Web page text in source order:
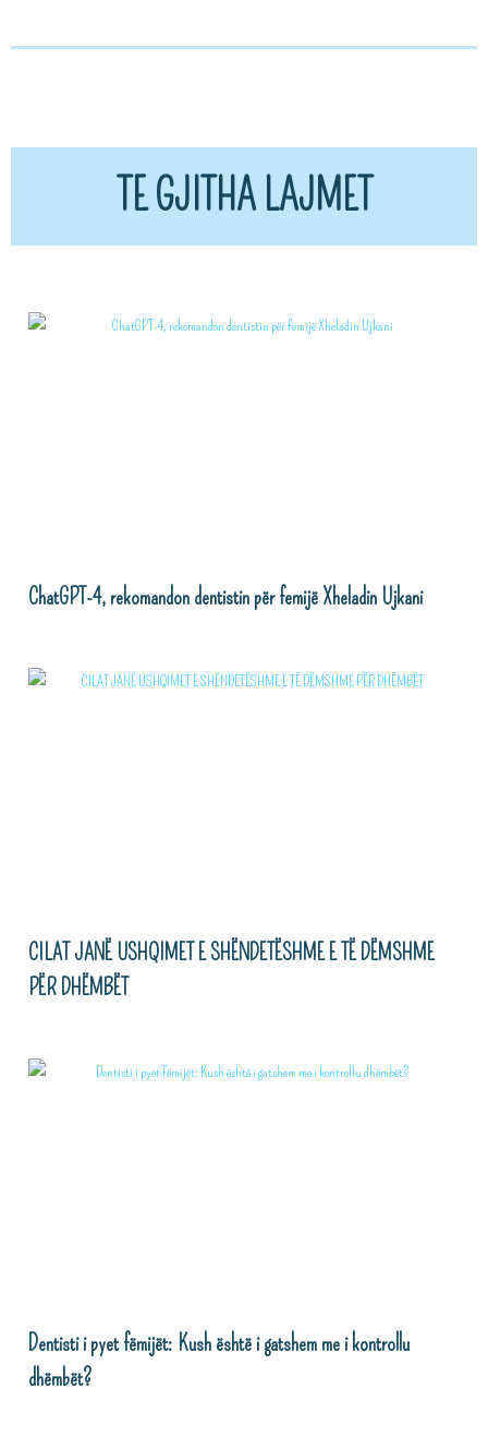
TE GJITHA LAJMET
ChatGPT-4, rekomandon dentistin për femijë Xheladin Ujkani
CILAT JANË USHQIMET E SHËNDETËSHME E TË DËMSHME
PËR DHËMBËT
Dentisti i pyet fëmijët: Kush është i gatshem me i kontrollu
dhëmbët?